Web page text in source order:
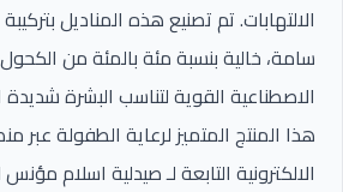
الالتهابات. تم تصنيع هذه المناديل
سامة، خالية بنسبة مئة بالمئة من الكحول،
الاصطناعية القوية لتناسب البشرة
هذا المنتج المتميز لرعاية الطفولة عبر
الالكترونية التابعة لـ صيدلية اسلام